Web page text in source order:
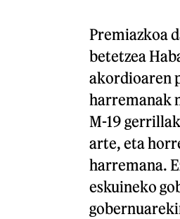
Premiazkoa
betetzea
akordioaren
harremanak
M-19
arte, eta
harremana.
eskuineko